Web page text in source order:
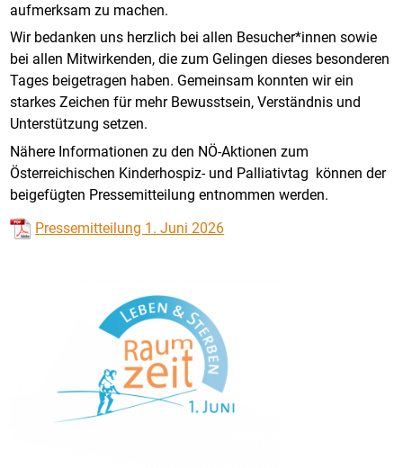
aufmerksam zu machen.
Wir bedanken uns herzlich bei allen Besucher*innen sowie
bei allen Mitwirkenden, die zum Gelingen dieses besonderen
Tages beigetragen haben. Gemeinsam konnten wir ein
starkes Zeichen für mehr Bewusstsein, Verständnis und
Unterstützung setzen.
Nähere Informationen zu den NÖ-Aktionen zum
Österreichischen Kinderhospiz- und Palliativtag können der
beigefügten Pressemitteilung entnommen werden.
Pressemitteilung 1. Juni 2026